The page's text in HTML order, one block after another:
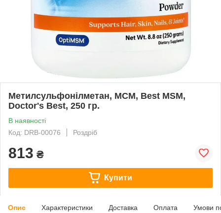
Метилсульфонілметан, МСМ, Best MSM,
Doctor's Best, 250 гр.
В наявності
Код: DRB-00076
Роздріб
813 ₴
Купити
Опис Характеристики Доставка Оплата Умови